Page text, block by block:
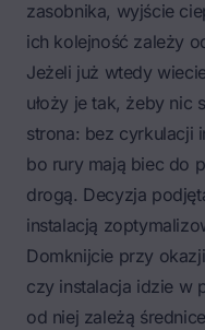
zasobnika, wyjście
ich kolejność zależy
Jeżeli już wtedy
ułoży je tak, żeby nic
strona: bez cyrkulacji
bo rury mają biec do
drogą. Decyzja
instalacją
Domknijcie przy
czy instalacja idzie w
od niej zależą